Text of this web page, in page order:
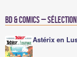
BD & Comics –
Astérix en